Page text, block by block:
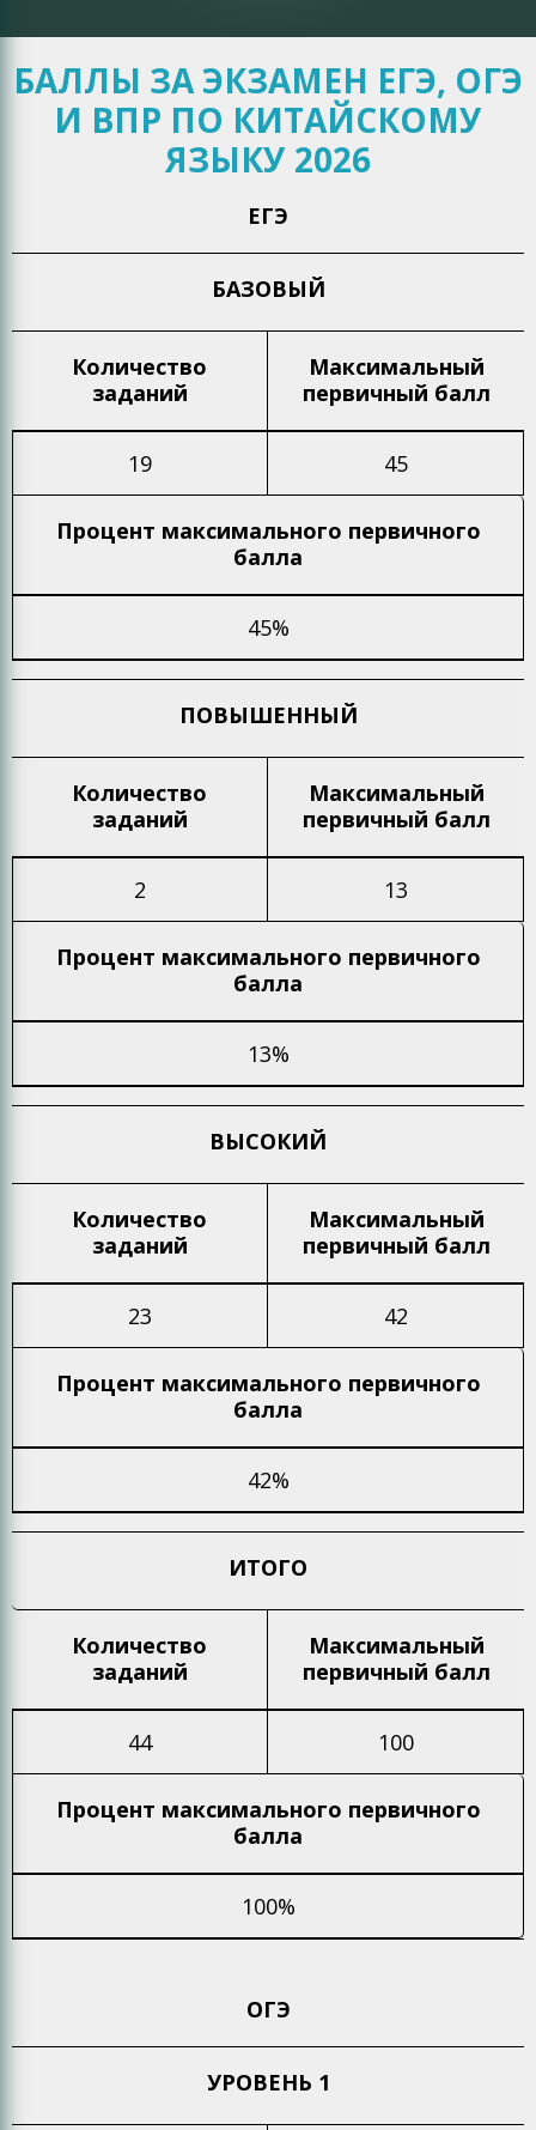
БАЛЛЫ ЗА ЭКЗАМЕН ЕГЭ, ОГЭ
И ВПР ПО КИТАЙСКОМУ
ЯЗЫКУ 2026
ЕГЭ
БАЗОВЫЙ
Количество
заданий
Максимальный
первичный балл
19 45
Процент максимального первичного
балла
45%
ПОВЫШЕННЫЙ
Количество
заданий
Максимальный
первичный балл
2 13
Процент максимального первичного
балла
13%
ВЫСОКИЙ
Количество
заданий
Максимальный
первичный балл
23 42
Процент максимального первичного
балла
42%
ИТОГО
Количество
заданий
Максимальный
первичный балл
44 100
Процент максимального первичного
балла
100%
ОГЭ
УРОВЕНЬ 1